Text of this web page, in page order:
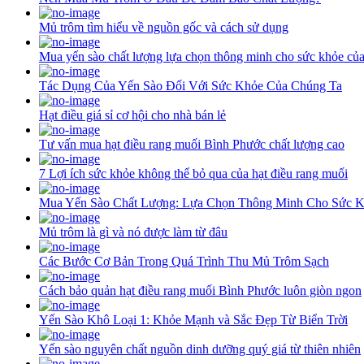
Mủ trôm tìm hiểu về nguồn gốc và cách sử dụng
Mua yến sào chất lượng lựa chọn thông minh cho sức khỏe
Tác Dụng Của Yến Sào Đối Với Sức Khỏe Của Chúng Ta
Hạt điều giá sỉ cơ hội cho nhà bán lẻ
Tư vấn mua hạt điều rang muối Bình Phước chất lượng cao
7 Lợi ích sức khỏe không thể bỏ qua của hạt điều rang muối
Mua Yến Sào Chất Lượng: Lựa Chọn Thông Minh Cho Sức
Mủ trôm là gì và nó được làm từ đâu
Các Bước Cơ Bản Trong Quá Trình Thu Mủ Trôm Sạch
Cách bảo quản hạt điều rang muối Bình Phước luôn giòn ngon
Yến Sào Khô Loại 1: Khỏe Mạnh và Sắc Đẹp Từ Biển Trời
Yến sào nguyên chất nguồn dinh dưỡng quý giá từ thiên nhiên